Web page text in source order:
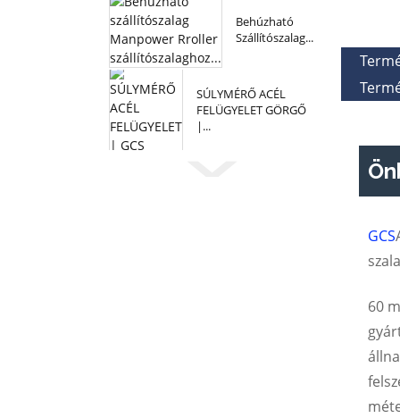
Behúzható
Szállítószalag...
SÚLYMÉRŐ ACÉL
FELÜGYELET GÖRGŐ
|...
GCS
60